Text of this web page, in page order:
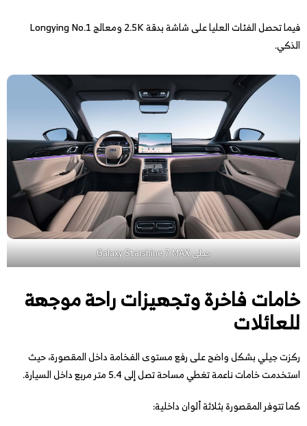
فيما تحصل الفئات العليا على شاشة بدقة 2.5K ومعالج Longying No.1
الذكي.
جيلي Galaxy Starshine 7 MAX
خامات فاخرة وتجهيزات راحة موجهة
للعائلات
ركزت جيلي بشكل واضح على رفع مستوى الفخامة داخل المقصورة، حيث
استخدمت خامات ناعمة تغطي مساحة تصل إلى 5.4 متر مربع داخل السيارة.
كما تتوفر المقصورة بثلاثة ألوان داخلية: